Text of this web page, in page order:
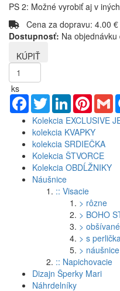
PS 2: Možné vyrobiť aj v
Cena za dopravu: 4.00 €
Dostupnosť: Na
ks
Facebook
TwitterLinkedIn
Kolekcia EXCLUSIVE
kolekcia KVAPKY
kolekcia SRDIEČKA
Kolekcia ŠTVORCE
Kolekcia OBDĹŽNIKY
Náušnice
:: Visacie
> rôzne
> BOHO
>
> s
>
:: Napichovacie
Dizajn Šperky Mari
Náhrdelníky